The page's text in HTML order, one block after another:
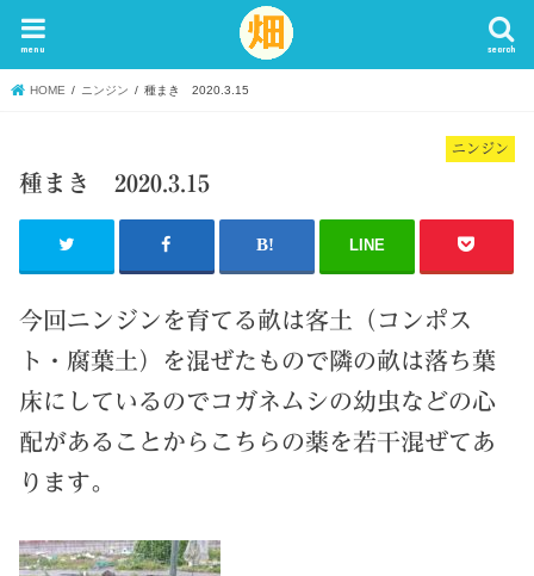
search
menu
HOME ニンジン 種まき 2020.3.15
ニンジン
種まき 2020.3.15
LINE
今回ニンジンを育てる畝は客土（コンポス
ト・腐葉土）を混ぜたもので隣の畝は落ち葉
床にしているのでコガネムシの幼虫などの心
配があることからこちらの薬を若干混ぜてあ
ります。